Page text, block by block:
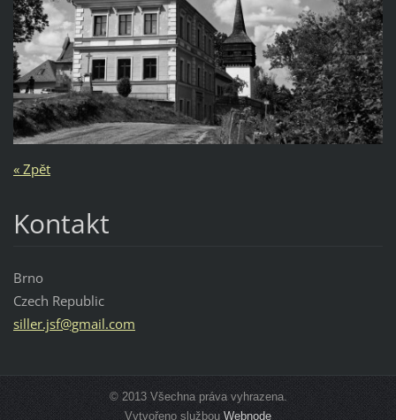
« Zpět
Kontakt
Brno
Czech Republic
siller.jsf@gmail.com
© 2013 Všechna práva vyhrazena.
Vytvořeno službouWebnode